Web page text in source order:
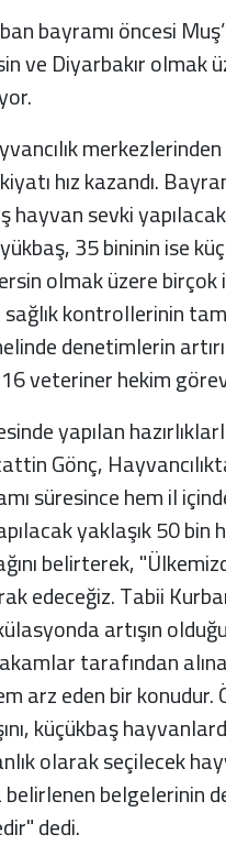
bayramı öncesi
ve Diyarbakır olmak
hız kazandı.
sevki
35 bininin ise
olmak üzere
kontrollerinin
denetimlerin
veteriner hekim
yapılan
Gönç,
süresince hem il
yaklaşık 50
belirterek,
edeceğiz. Tabii
artışın
tarafından
arz eden bir konudur.
küçükbaş
olarak seçilecek
belirlenen belgelerinin
dedi.